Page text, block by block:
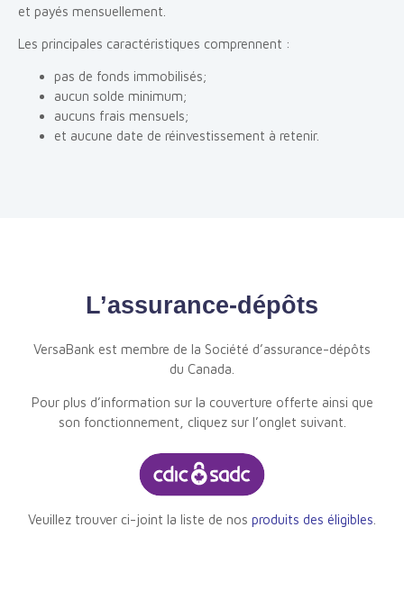
et payés mensuellement.
Les principales caractéristiques comprennent :
pas de fonds immobilisés;
aucun solde minimum;
aucuns frais mensuels;
et aucune date de réinvestissement à retenir.
L’assurance-dépôts
VersaBank est membre de la Société d’assurance-dépôts
du Canada.
Pour plus d’information sur la couverture offerte ainsi que
son fonctionnement, cliquez sur l’onglet suivant.
Veuillez trouver ci-joint la liste de nos produits des éligibles